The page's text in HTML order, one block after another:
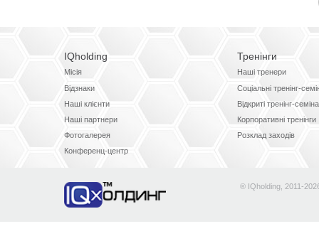
IQholding
Місія
Відзнаки
Наші клієнти
Наші партнери
Фотогалерея
Конференц-центр
Тренінги
Наші тренери
Соціальні тренінг-
Відкриті тренінг-
Корпоративні тренінги
Розклад заходів
® IQholding, 2011-